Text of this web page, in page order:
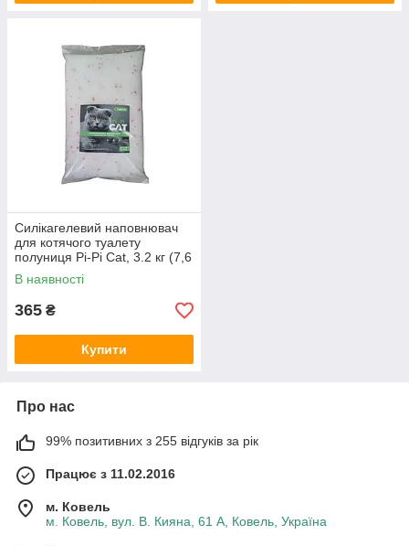
Силікагелевий наповнювач
для котячого туалету
полуниця Pi-Pi Cat, 3.2 кг (7,6
л)
В наявності
365 ₴
Купити
Про нас
99% позитивних з 255 відгуків за рік
Працює з 11.02.2016
м. Ковель
м. Ковель, вул. В. Кияна, 61 А, Ковель, Україна